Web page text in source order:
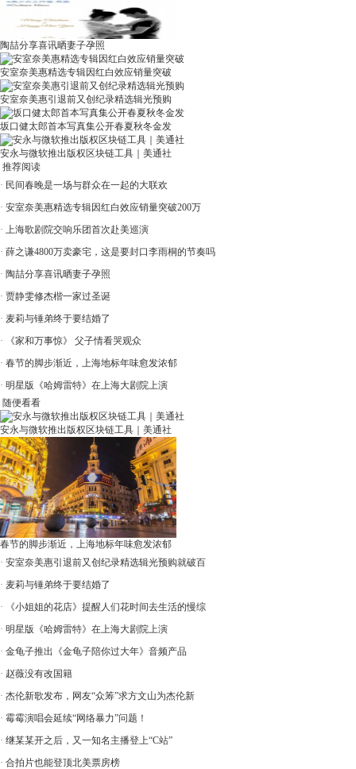
陶喆分享喜讯晒妻子孕照
安室奈美惠精选专辑因红白效应销量突破
安室奈美惠引退前又创纪录精选辑光预购
坂口健太郎首本写真集公开春夏秋冬金发
安永与微软推出版权区块链工具｜美通社
推荐阅读
· 民间春晚是一场与群众在一起的大联欢
· 安室奈美惠精选专辑因红白效应销量突破200万
· 上海歌剧院交响乐团首次赴美巡演
· 薛之谦4800万卖豪宅，这是要封口李雨桐的节奏吗
· 陶喆分享喜讯晒妻子孕照
· 贾静雯修杰楷一家过圣诞
· 麦莉与锤弟终于要结婚了
·
《家和万事惊》 父子情看哭观众
· 春节的脚步渐近，上海地标年味愈发浓郁
· 明星版《哈姆雷特》在上海大剧院上演
随便看看
安永与微软推出版权区块链工具｜美通社
春节的脚步渐近，上海地标年味愈发浓郁
· 安室奈美惠引退前又创纪录精选辑光预购就破百
· 麦莉与锤弟终于要结婚了
·
《小姐姐的花店》提醒人们花时间去生活的慢综
· 明星版《哈姆雷特》在上海大剧院上演
· 金龟子推出《金龟子陪你过大年》音频产品
· 赵薇没有改国籍
· 杰伦新歌发布，网友“众筹”求方文山为杰伦新
· 霉霉演唱会延续“网络暴力”问题！
· 继某某开之后，又一知名主播登上“C站”
· 合拍片也能登顶北美票房榜